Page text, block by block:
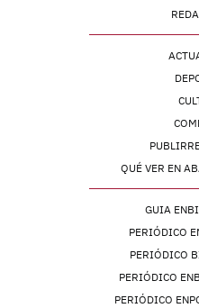
QUÉ VER EN
GUIA
PERIÓDICO
PERIÓDICO
PERIÓDICO
PERIÓDICO